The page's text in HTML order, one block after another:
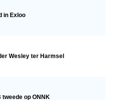
in Exloo
Wesley ter Harmsel
op ONNK